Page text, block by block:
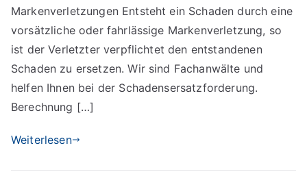
Markenverletzungen Entsteht ein Schaden durch eine
vorsätzliche oder fahrlässige Markenverletzung, so
ist der Verletzter verpflichtet den entstandenen
Schaden zu ersetzen. Wir sind Fachanwälte und
helfen Ihnen bei der Schadensersatzforderung.
Berechnung […]
Weiterlesen